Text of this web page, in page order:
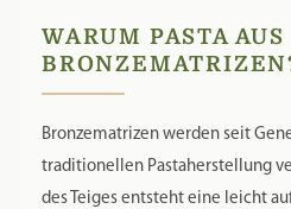
WARUM PASTA AUS
Bronzematrizen werden seit
traditionellen Pastaherstellung
des Teiges entsteht eine leicht